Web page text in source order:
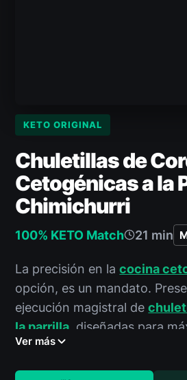
KETO ORIGINAL
Chuletillas de
Cetogénicas a la
Chimichurri
100% KETO Match 21 min
La precisión en lacocina
opción, es un mandato.
ejecución magistral de
la parrilla , diseñadas para
nutricional y adherencia
Ver más